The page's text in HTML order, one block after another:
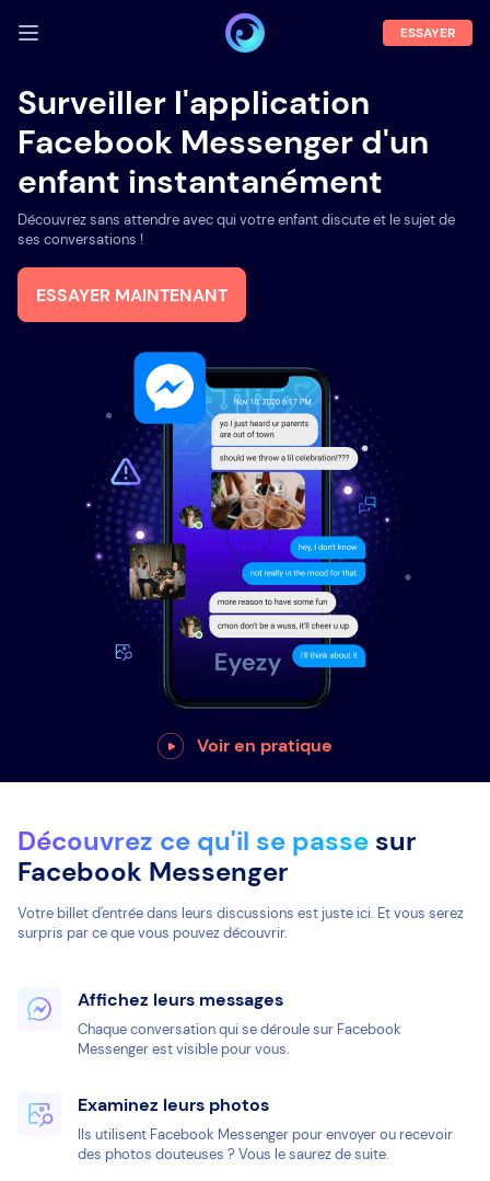
SE CONNECTER
Démo
Fonctions
A propos
Blog
ESSAYER
Surveiller l'application
Facebook Messenger d'un
enfant instantanément
Découvrez sans attendre avec qui votre enfant discute et le sujet de
ses conversations !
ESSAYER MAINTENANT
Voir en pratique
Découvrez ce qu'il se passe sur
Facebook Messenger
Votre billet d'entrée dans leurs discussions est juste ici. Et vous serez
surpris par ce que vous pouvez découvrir.
Affichez leurs messages
Chaque conversation qui se déroule sur Facebook
Messenger est visible pour vous.
Examinez leurs photos
Ils utilisent Facebook Messenger pour envoyer ou recevoir
des photos douteuses ? Vous le saurez de suite.